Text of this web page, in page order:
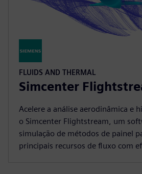
FLUIDS AND THERMAL
Simcenter
Acelere a análise aerodinâmica e
o Simcenter Flightstream, um
simulação de métodos de painel
principais recursos de fluxo com